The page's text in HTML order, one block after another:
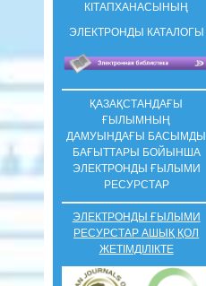
КIТАПХАНАСЫНЫҢ
ЭЛЕКТРОНДЫ КАТАЛОГЫ
ҚАЗАҚСТАНДАҒЫ
ҒЫЛЫМНЫҢ
ДАМУЫНДАҒЫ БАСЫМДЫ
БАҒЫТТАРЫ БОЙЫНША
ЭЛЕКТРОНДЫ ҒЫЛЫМИ
РЕСУРСТАР
ЭЛЕКТРОНДЫ ҒЫЛЫМИ
РЕСУРСТАР АШЫҚ ҚОЛ
ЖЕТІМДІЛІКТЕ